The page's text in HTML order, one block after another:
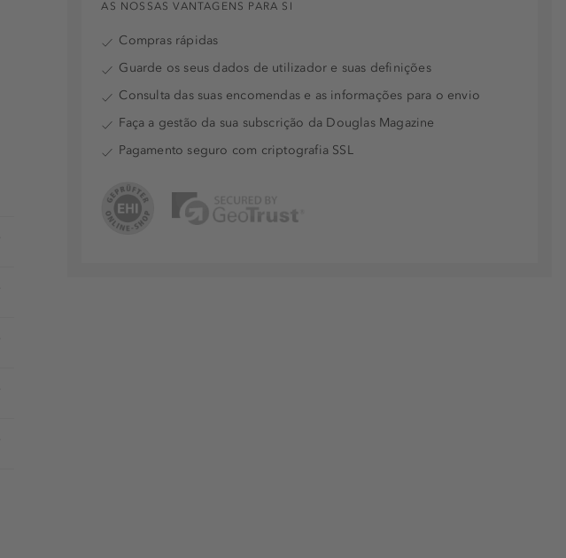
AS NOSSAS VANTAGENS PARA SI
Compras rápidas
Guarde os seus dados de utilizador e suas definições
Consulta das suas encomendas e as informações para o envio
Faça a gestão da sua subscrição da Douglas Magazine
Pagamento seguro com criptografia SSL